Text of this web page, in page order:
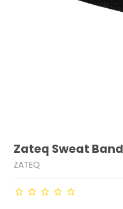
Zateq Sweat
ZATEQ